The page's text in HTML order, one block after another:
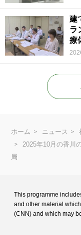
建
ラ
療
ホーム ニュース
2025年10月の香
局
This programme
and other material
(CNN) and which may